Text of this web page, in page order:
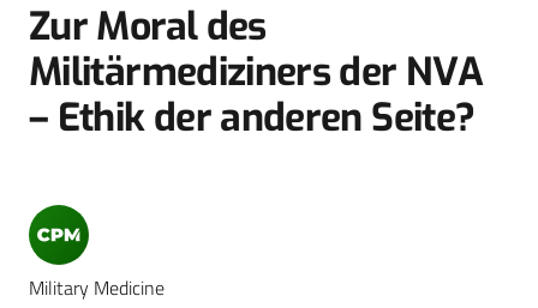
Zur Moral des
Militärmediziners der NVA
– Ethik der anderen Seite?
Military Medicine